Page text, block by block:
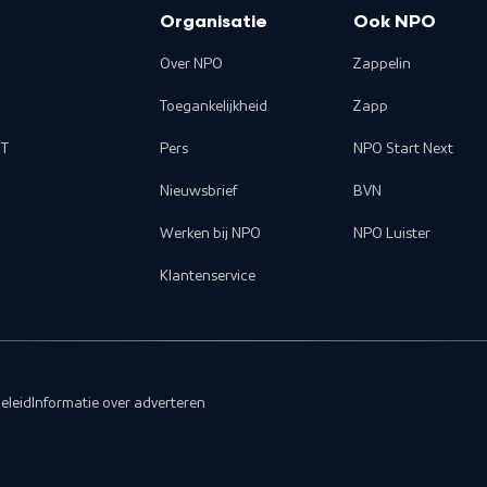
Organisatie
Over NPO
Toegankelijkheid
Pers
Nieuwsbrief
Werken bij NPO
Klantenservice
Ook NPO
Zappelin
Zapp
NPO Start Next
BVN
NPO Luister
Informatie over adverteren